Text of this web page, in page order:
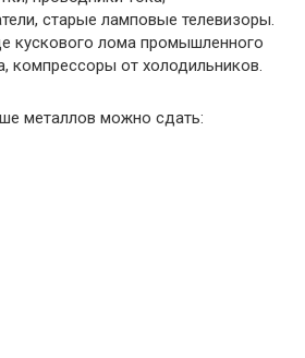
старые ламповые телевизоры.
кускового лома промышленного
компрессоры от холодильников.
металлов можно сдать: